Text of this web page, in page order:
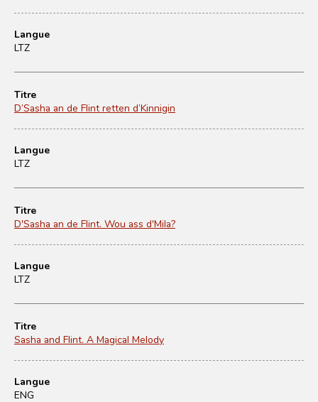
Langue
LTZ
Titre
D’Sasha an de Flint retten d’Kinnigin
Langue
LTZ
Titre
D'Sasha an de Flint. Wou ass d'Mila?
Langue
LTZ
Titre
Sasha and Flint. A Magical Melody
Langue
ENG